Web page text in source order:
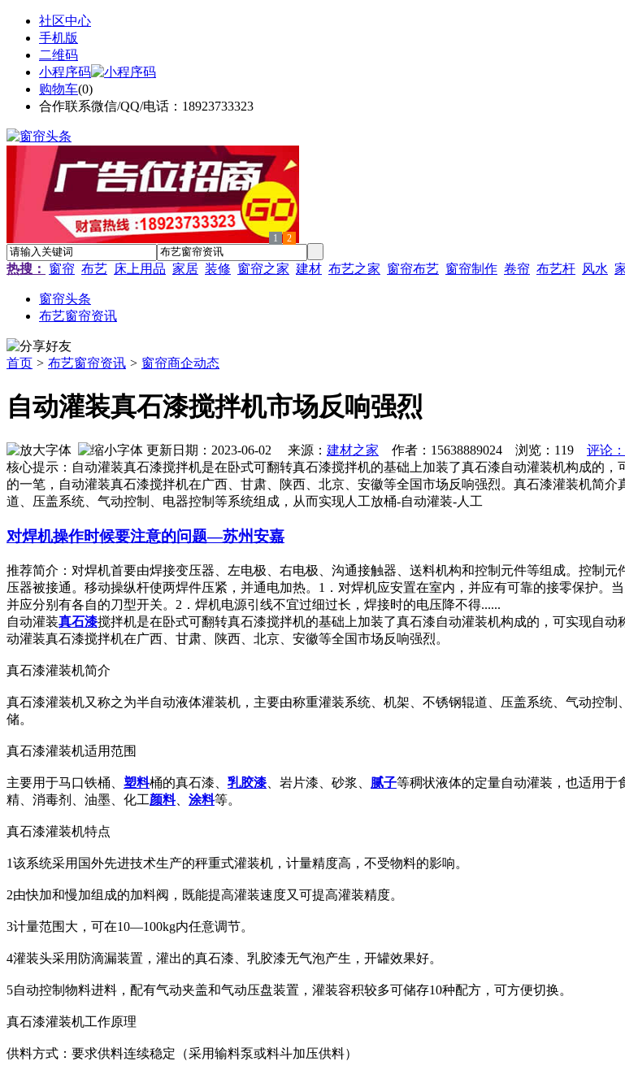
社区中心
手机版
二维码
小程序码
购物车(0)
合作联系微信/QQ/电话：18923733323
1 2
热搜： 窗帘 布艺 床上用品 家居 装修 窗帘之家 建材 布艺之家 窗帘布艺 窗帘制作 卷帘 布艺杆 风水
窗帘头条
布艺窗帘资讯
首页 > 布艺窗帘资讯 > 窗帘商企动态
自动灌装真石漆搅拌机市场反响强烈
更新日期：2023-06-02 来源： 建材之家 作者：15638889024 浏览： 119
评论
核心提示：自动灌装真石漆搅拌机是在卧式可翻转真石漆搅拌机的基础上加装了真石漆自动灌装机构成的
的一笔，自动灌装真石漆搅拌机在广西、甘肃、陕西、北京、安徽等全国市场反响强烈。真石漆灌装机简
道、压盖系统、气动控制、电器控制等系统组成，从而实现人工放桶-自动灌装-人工
对焊机操作时候要注意的问题—苏州安嘉
推荐简介：对焊机首要由焊接变压器、左电极、右电极、沟通接触器、送料机构和控制元件等组成。控制
压器被接通。移动操纵杆使两焊件压紧，并通电加热。1．对焊机应安置在室内，并应有可靠的接零保护。
并应分别有各自的刀型开关。2．焊机电源引线不宜过细过长，焊接时的电压降不得......
自动灌装真石漆搅拌机是在卧式可翻转真石漆搅拌机的基础上加装了真石漆自动灌装机构成的，可实现自
动灌装真石漆搅拌机在广西、甘肃、陕西、北京、安徽等全国市场反响强烈。
真石漆灌装机简介
真石漆灌装机又称之为半自动液体灌装机，主要由称重灌装系统、机架、不锈钢辊道、压盖系统、气动控制、
储。
真石漆灌装机适用范围
主要用于马口铁桶、 塑料桶的真石漆、 乳胶漆 、岩片漆、砂浆、 腻子等稠状液体的定量自动灌装，也适用
精、消毒剂、油墨、化工颜料、 涂料等。
真石漆灌装机特点
1该系统采用国外先进技术生产的秤重式灌装机，计量精度高，不受物料的影响。
2由快加和慢加组成的加料阀，既能提高灌装速度又可提高灌装精度。
3计量范围大，可在10—100kg内任意调节。
4灌装头采用防滴漏装置，灌出的真石漆、乳胶漆无气泡产生，开罐效果好。
5自动控制物料进料，配有气动夹盖和气动压盘装置，灌装容积较多可储存10种配方，可方便切换。
真石漆灌装机工作原理
供料方式：要求供料连续稳定（采用输料泵或料斗加压供料）